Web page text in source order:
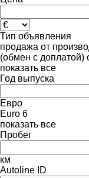
Тип объявления
продажа от
(обмен с доплатой)
показать все
Год выпуска
Евро
Euro 6
показать все
Пробег
км
Autoline ID